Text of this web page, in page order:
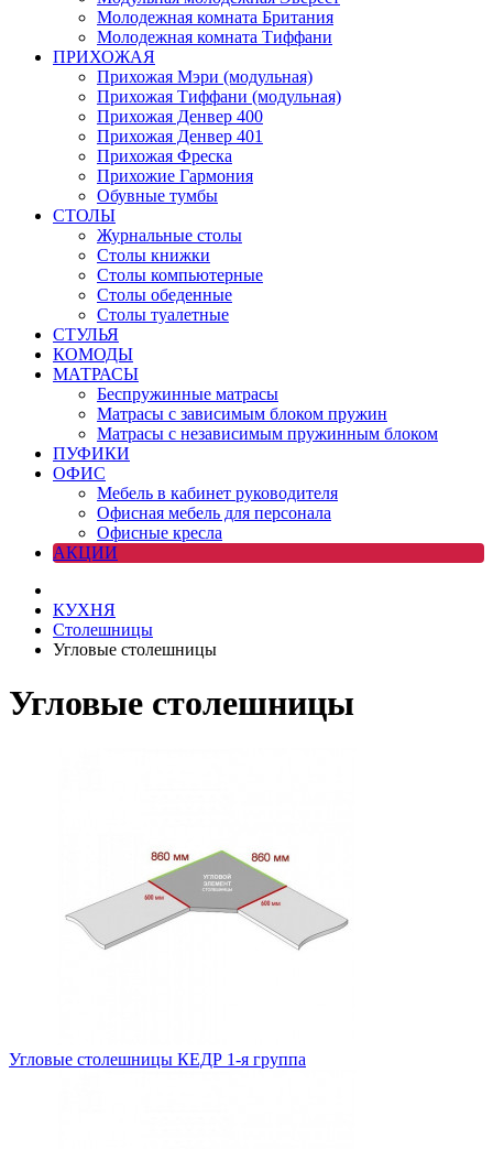
Молодежная комната Британия
Молодежная комната Тиффани
ПРИХОЖАЯ
Прихожая Мэри (модульная)
Прихожая Тиффани (модульная)
Прихожая Денвер 400
Прихожая Денвер 401
Прихожая Фреска
Прихожие Гармония
Обувные тумбы
СТОЛЫ
Журнальные столы
Столы книжки
Столы компьютерные
Столы обеденные
Столы туалетные
СТУЛЬЯ
КОМОДЫ
МАТРАСЫ
Беспружинные матрасы
Матрасы с зависимым блоком пружин
Матрасы с независимым пружинным блоком
ПУФИКИ
ОФИС
Мебель в кабинет руководителя
Офисная мебель для персонала
Офисные кресла
АКЦИИ
КУХНЯ
Столешницы
Угловые столешницы
Угловые столешницы
Угловые столешницы КЕДР 1-я группа